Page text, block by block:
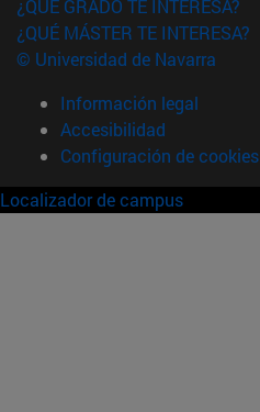
¿QUÉ GRADO TE INTERESA?
¿QUÉ MÁSTER TE INTERESA?
© Universidad de Navarra
Información legal
Accesibilidad
Configuración de cookies
Localizador de campus